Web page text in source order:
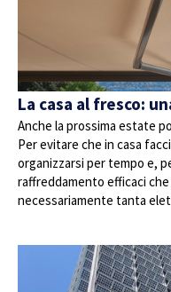
La casa al fresco:
Anche la prossima estate
Per evitare che in casa
organizzarsi per tempo e,
raffreddamento efficaci
necessariamente tanta